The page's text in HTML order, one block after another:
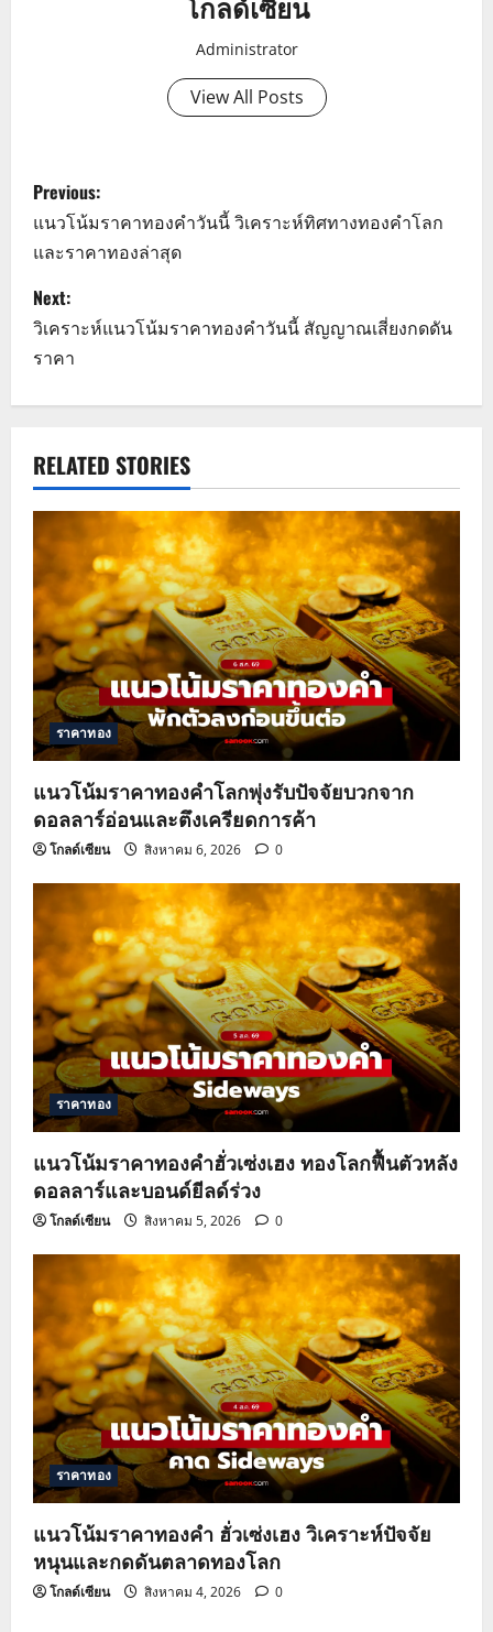
Administrator
View All Posts
P
o
s
t
n
a
v
i
g
a
t
i
o
n
Previous:
แนวโน้มราคาทองคำวันนี้ วิเคราะห์ทิศทางทองคำโลก
และราคาทองล่าสุด
Next:
วิเคราะห์แนวโน้มราคาทองคำวันนี้ สัญญาณเสี่ยงกดดัน
ราคา
RELATED STORIES
ราคาทอง
แนวโน้มราคาทองคำโลกพุ่งรับปัจจัยบวกจาก
ดอลลาร์อ่อนและตึงเครียดการค้า
โกลด์เซียน สิงหาคม 6, 2026 0
ราคาทอง
แนวโน้มราคาทองคำฮั่วเซ่งเฮง ทองโลกฟื้นตัวหลัง
ดอลลาร์และบอนด์ยีลด์ร่วง
โกลด์เซียน สิงหาคม 5, 2026 0
ราคาทอง
แนวโน้มราคาทองคำ ฮั่วเซ่งเฮง วิเคราะห์ปัจจัย
หนุนและกดดันตลาดทองโลก
โกลด์เซียน สิงหาคม 4, 2026 0